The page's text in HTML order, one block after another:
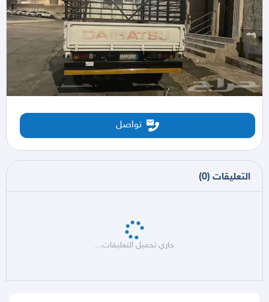
تواصل
التعليقات (
0
)
جاري تحميل التعليقات...